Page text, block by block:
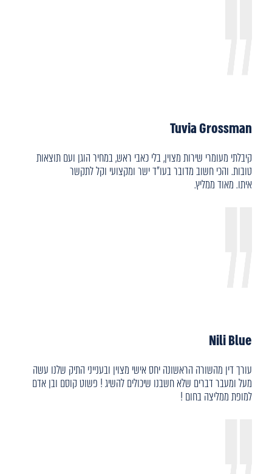
Tuvia Grossman
קיבלתי מעומרי שירות מצוין, בלי כאבי ראש, במחיר הוגן ועם תוצאות
טובות. והכי חשוב מדובר בעו"ד ישר ומקצועי וקל לתקשר
איתו. מאוד ממליץ.
Nili Blue
עורך דין מהשורה הראשונה יחס אישי מצוין ובענייני התיק שלנו עשה
מעל ומעבר דברים שלא חשבנו שיכולים להשיג ! פשוט קוסם ובן אדם
למופת ממליצה בחום !